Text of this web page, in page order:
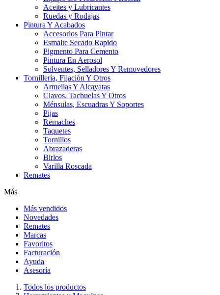
Aceites y Lubricantes
Ruedas y Rodajas
Pintura Y Acabados
Accesorios Para Pintar
Esmalte Secado Rapido
Pigmento Para Cemento
Pintura En Aerosol
Solventes, Selladores Y Removedores
Tornillería, Fijación Y Otros
Armellas Y Alcayatas
Clavos, Tachuelas Y Otros
Ménsulas, Escuadras Y Soportes
Pijas
Remaches
Taquetes
Tornillos
Abrazaderas
Birlos
Varilla Roscada
Remates
Más
Más vendidos
Novedades
Remates
Marcas
Favoritos
Facturación
Ayuda
Asesoría
Todos los productos